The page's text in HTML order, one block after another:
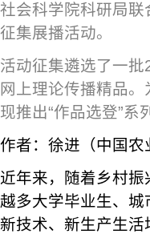
社会科学院科研局联
征集展播活动。
活动征集遴选了一
网上理论传播精品
现推出“作品选登”系
作者：徐进（中国
近年来，随着乡村
越多大学毕业生、
新技术、新生产生